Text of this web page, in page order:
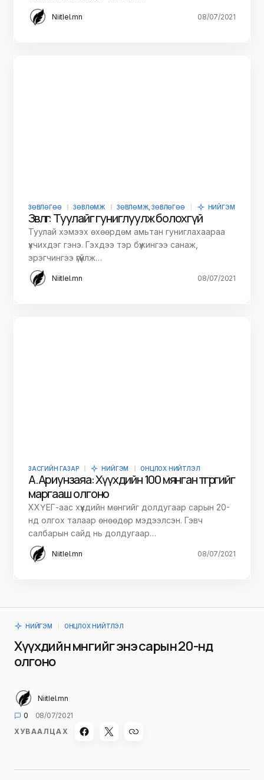
Niitlel.mn 08/07/2021
ЗӨВЛӨГӨӨ ЗӨВЛӨМЖ ЗӨВЛӨМЖ, ЗӨВЛӨГӨӨ НИЙГЭМ
Зөвлөгөө: Туулайг гуниглуулж болохгүй
Туулай хэмээх өхөөрдөм амьтан гуниглахаараа
үхчихдэг гэнэ. Гэхдээ тэр бүжингээ санаж,
эрэгчингээ үгүйлж…
Niitlel.mn 08/07/2021
ЗАСГИЙН ГАЗАР НИЙГЭМ ОНЦЛОХ НИЙТЛЭЛ
А.Ариунзаяа: Хүүхдийн 100 мянган төгрөгийг
маргааш олгоно
ХХҮЕГ-аас хүүхдийн мөнгийг долдугаар сарын 20-
нд олгох талаар өнөөдөр мэдээлсэн. Гэвч
салбарын сайд нь долдугаар…
Niitlel.mn 08/07/2021
НИЙГЭМ ОНЦЛОХ НИЙТЛЭЛ
Хүүхдийн мөнгийг энэ сарын 20-нд
олгоно
Niitlel.mn
0
08/07/2021
ХУВААЛЦАХ